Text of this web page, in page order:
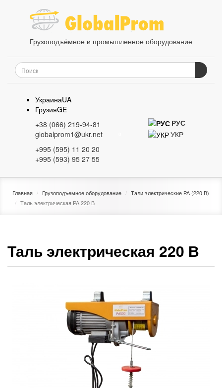
Грузоподъёмное и промышленное оборудование
УкраинаUA
ГрузияGE
+38 (066) 219-94-81
globalprom1@ukr.net
+995 (595) 11 20 20
+995 (593) 95 27 55
РУС
УКР
Главная Грузоподъемное оборудование
Тали электрические РА (220 В)
Таль электрическая РА 220 В
Таль электрическая 220 В